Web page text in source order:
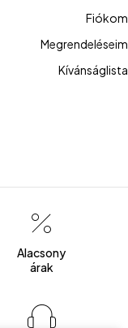
Fiókom
Megrendeléseim
Kívánságlista
Alacsony
árak